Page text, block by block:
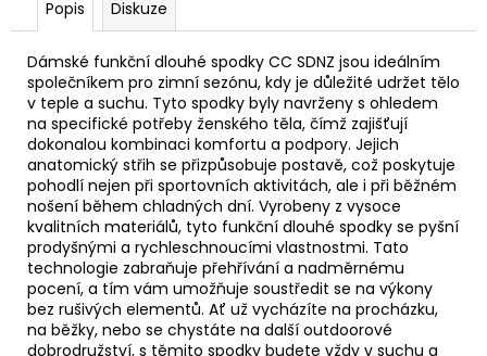
Popis Diskuze
Dámské funkční dlouhé spodky CC SDNZ jsou ideálním
společníkem pro zimní sezónu, kdy je důležité udržet tělo
v teple a suchu. Tyto spodky byly navrženy s ohledem
na specifické potřeby ženského těla, čímž zajišťují
dokonalou kombinaci komfortu a podpory. Jejich
anatomický střih se přizpůsobuje postavě, což poskytuje
pohodlí nejen při sportovních aktivitách, ale i při běžném
nošení během chladných dní. Vyrobeny z vysoce
kvalitních materiálů, tyto funkční dlouhé spodky se pyšní
prodyšnými a rychleschnoucími vlastnostmi. Tato
technologie zabraňuje přehřívání a nadměrnému
pocení, a tím vám umožňuje soustředit se na výkony
bez rušivých elementů. Ať už vycházíte na procházku,
na běžky, nebo se chystáte na další outdoorové
dobrodružství, s těmito spodky budete vždy v suchu a